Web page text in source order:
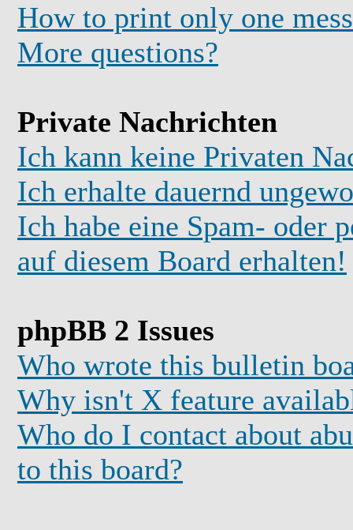
How to print only one
More questions?
Private Nachrichten
Ich kann keine Privaten
Ich erhalte dauernd
Ich habe eine Spam- oder
auf diesem Board erhalten!
phpBB 2 Issues
Who wrote this bulletin
Why isn't X feature
Who do I contact about
to this board?